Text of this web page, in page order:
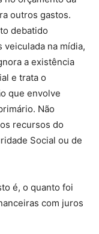
outros gastos.
debatido
veiculada na mídia,
a existência
e trata o
que envolve
Não
recursos do
Social ou de
é, o quanto foi
com juros